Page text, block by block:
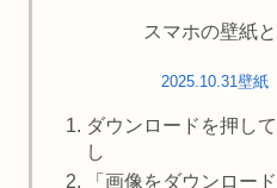
スマホの壁紙
2025.10.31壁紙
ダウンロードを押し
し
「画像をダウンロー